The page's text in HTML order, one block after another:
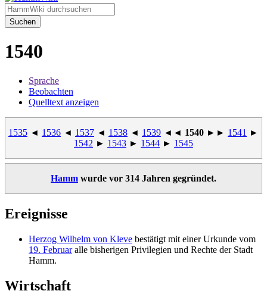
Suchen
1540
Sprache
Beobachten
Quelltext anzeigen
1535 ◄ 1536 ◄ 1537 ◄ 1538 ◄ 1539 ◄◄ 1540 ►► 1541 ►
1542 ► 1543 ► 1544 ► 1545
Hamm wurde vor 314 Jahren gegründet.
Ereignisse
Herzog Wilhelm von Kleve bestätigt mit einer Urkunde vom
19. Februaralle bisherigen Privilegien und Rechte der Stadt
Hamm.
Wirtschaft